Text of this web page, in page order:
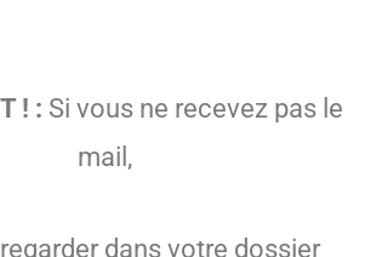
! : Si vous ne recevez pas le
mail,
dans votre dossier